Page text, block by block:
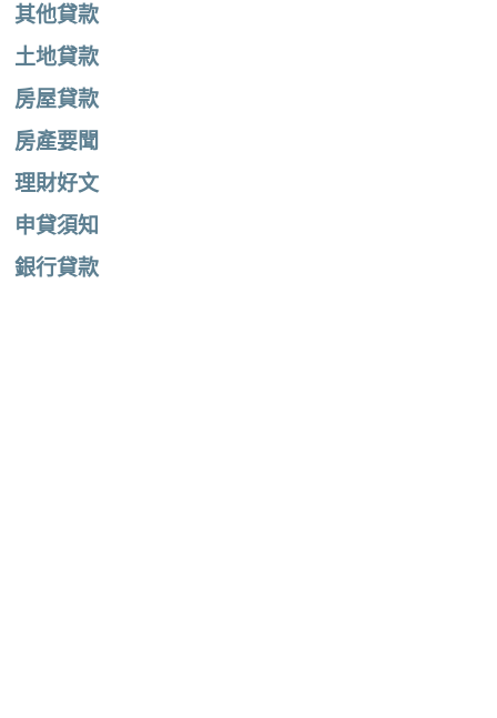
其他貸款
土地貸款
房屋貸款
房產要聞
理財好文
申貸須知
銀行貸款